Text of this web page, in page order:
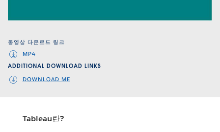
Video
동영상 다운로드 링크
MP4
ADDITIONAL DOWNLOAD LINKS
DOWNLOAD ME
Tableau란?